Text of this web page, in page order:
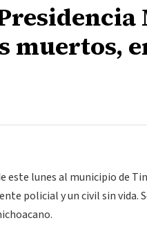
muertos,
este lunes al municipio de
policial y un civil sin vida.